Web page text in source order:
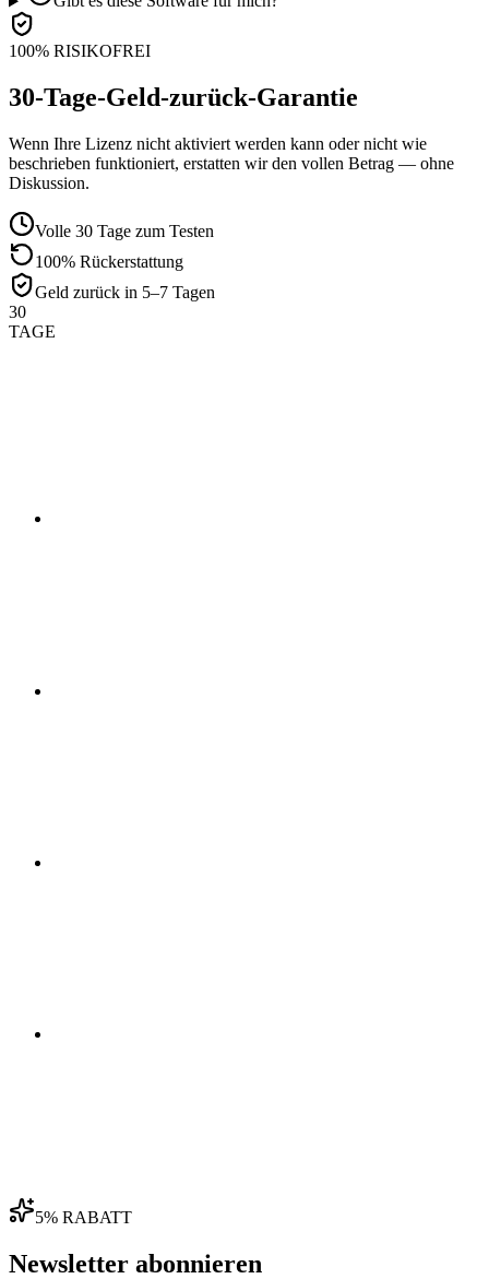
100% RISIKOFREI
30-Tage-Geld-zurück-Garantie
Wenn Ihre Lizenz nicht aktiviert werden kann oder nicht wie
beschrieben funktioniert, erstatten wir den vollen Betrag — ohne
Diskussion.
Volle 30 Tage zum Testen
100% Rückerstattung
Geld zurück in 5–7 Tagen
30
TAGE
5% RABATT
Newsletter abonnieren